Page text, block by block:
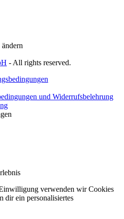
- All rights reserved.
und Widerrufsbelehrung
verwenden wir Cookies
dir ein personalisiertes